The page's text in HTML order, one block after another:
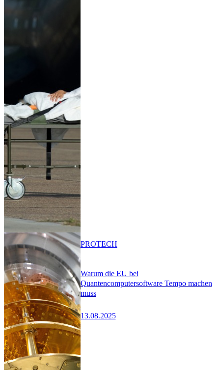
Warum die EU bei
Quantencomputersoftware Tempo machen
muss
13.08.2025
PROTECH